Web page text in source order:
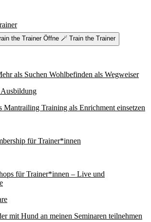
the Trainer Öffne 🪄 Train the Trainer
als Suchen Wohlbefinden als Wegweiser
Mantrailing Training als Enrichment einsetzen
für Trainer*innen
für Trainer*innen – Live und
mit Hund an meinen Seminaren teilnehmen